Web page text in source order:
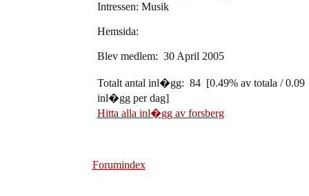
Intressen: Musik
Hemsida:
Blev medlem: 30 April 2005
Totalt antal inl�gg: 84 [0.49% av totala / 0.09
inl�gg per dag]
Hitta alla inl�gg av forsberg
Forumindex